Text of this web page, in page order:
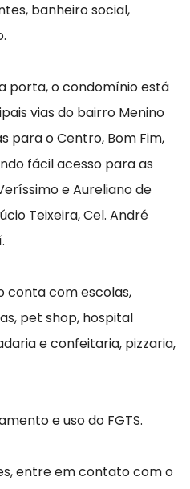
banheiro social,
porta, o condomínio está
vias do bairro Menino
para o Centro, Bom Fim,
fácil acesso para as
e Aureliano de
Teixeira, Cel. André
conta com escolas,
pet shop, hospital
e confeitaria, pizzaria,
e uso do FGTS.
entre em contato com o